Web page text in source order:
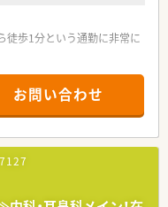
歩1分という通勤に非常に
に対応します。
も4名程度在籍しており、
せた完全週休2日制で、年
員は月1～2回程度の出勤
お問い合わせ